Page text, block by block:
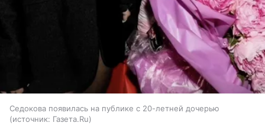
Седокова появилась на публике с 20-летней дочерью
источник: Газета.Ru